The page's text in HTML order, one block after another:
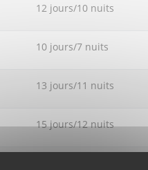
12 jours/10 nuits
10 jours/7 nuits
13 jours/11 nuits
15 jours/12 nuits